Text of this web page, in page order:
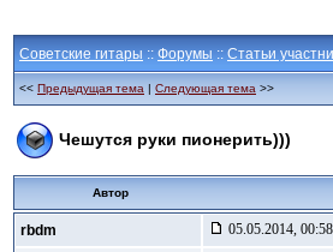
Советские гитары :: Форумы :: Статьи
<< Предыдущая тема | Следующая тема >>
Чешутся руки пионерить)))
Автор
rbdm
05.05.2014, 00:58